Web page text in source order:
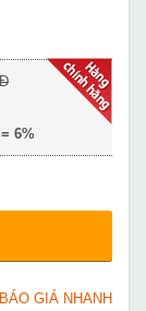
6%
BÁO GIÁ NHANH